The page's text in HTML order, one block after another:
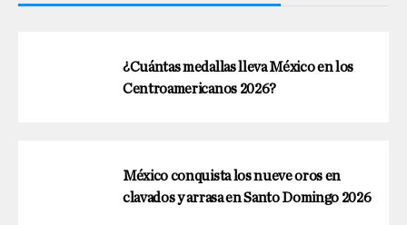
¿Cuántas medallas lleva México en los
Centroamericanos 2026?
México conquista los nueve oros en
clavados y arrasa en Santo Domingo 2026